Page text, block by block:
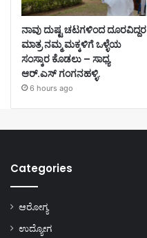
ನಾವು ದುಷ್ಟ ಚಟಗಳಿಂದ ದೂರವಿದ್ದರ
ಮಾತ್ರ ನಮ್ಮ ಮಕ್ಕಳಿಗೆ ಒಳ್ಳೆಯ
ಸಂಸ್ಕಾರ ಕೊಡಲು – ಸಾಧ್ಯ
ಆರ್.ಎಸ್ ಗಂಗನಹಳ್ಳಿ.
6 hours ago
Categories
ಆರೋಗ್ಯ
ಉದ್ಯೋಗ